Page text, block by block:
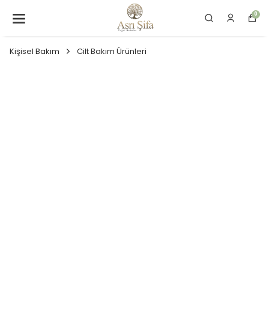
0
Kişisel Bakım Cilt Bakım Ürünleri